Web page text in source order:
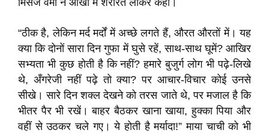
मिसेज वर्मा ने आँखों में शरारत लाकर कहा।
“ठीक है, लेकिन मर्द मर्दों में अच्छे लगते हैं, औरत औरतों में। यह
क्या कि दोनों सारा दिन गुफा में घुसे रहें, साथ-साथ घूमें? आखिर
सभ्यता भी कुछ होती है कि नहीं? हमारे बुजुर्ग लोग भी पढ़े-लिखे
थे, अँगरेजी नहीं पढ़े तो क्या? पर आचार-विचार कोई उनसे
सीखे। सारे दिन शक्ल देखने को तरस जाते थे, पर मजाल है कि
भीतर पैर भी रखें। बाहर बैठकर खाना खाया, हुक्का पिया और
वहीं से उठकर चले गए। ये होती है मर्यादा!” माया चाची को भी